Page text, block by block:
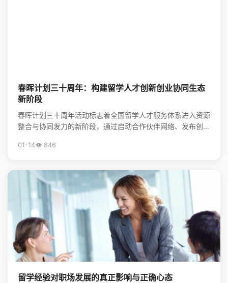
春晖计划三十周年：构建留学人才创新创业协同生态
新阶段
春晖计划三十周年活动标志着全国留学人才服务体系进入资源
整合与协同发力的新阶段，通过启动合作伙伴网络、发布创新
01-14👁️ 846
留学经验对职场发展的真正影响与正确心态